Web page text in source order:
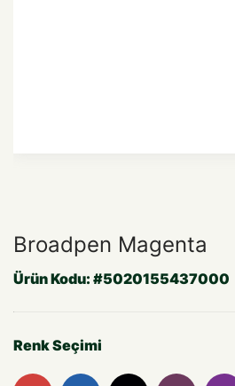
Broadpen Magenta
Ürün Kodu: #5020155437000
Renk Seçimi